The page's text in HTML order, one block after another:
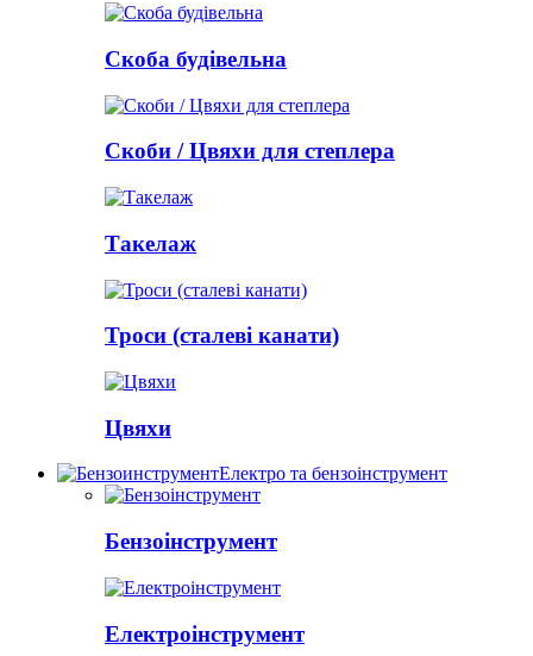
Скоба будівельна
Скоби / Цвяхи для степлера
Такелаж
Троси (сталеві канати)
Цвяхи
Електро та бензоінструмент
Бензоінструмент
Електроінструмент